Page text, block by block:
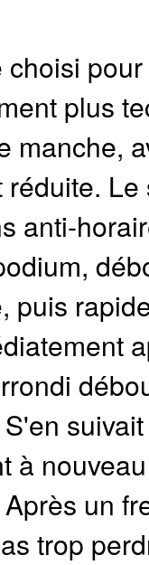
plus
manche,
Le
anti-
puis
à
un
trop